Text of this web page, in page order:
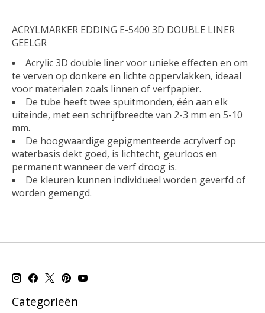
ACRYLMARKER EDDING E-5400 3D DOUBLE LINER
GEELGR
Acrylic 3D double liner voor unieke effecten en om
te verven op donkere en lichte oppervlakken, ideaal
voor materialen zoals linnen of verfpapier.
De tube heeft twee spuitmonden, één aan elk
uiteinde, met een schrijfbreedte van 2-3 mm en 5-10
mm.
De hoogwaardige gepigmenteerde acrylverf op
waterbasis dekt goed, is lichtecht, geurloos en
permanent wanneer de verf droog is.
De kleuren kunnen individueel worden geverfd of
worden gemengd.
Categorieën